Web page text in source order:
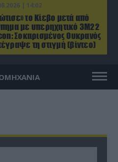
| 14:02
το Κίεβο μετά από
με υπερηχητικό 3M22
Σοκαρισμένος Ουκρανός
τη στιγμή (βίντεο)